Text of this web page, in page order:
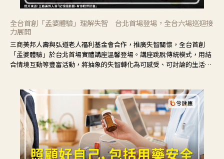
全台首創「孟婆體驗」理解失智 台北首場登場，全台六場巡迴接
力展開
三商美邦人壽與弘道老人福利基金會合作，推廣失智關懷，全台首創
「孟婆體驗」於台北首場實體講座溫馨登場。講座跳脫傳統模式，用結
合情境互動等豐富活動，將抽象的失智轉化為可感受、可討論的生活情